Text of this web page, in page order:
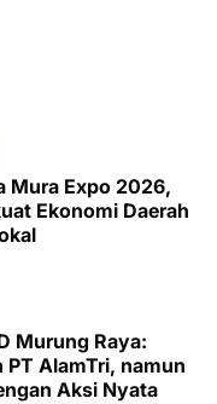
Mura Expo 2026,
Ekonomi Daerah
Murung Raya:
AlamTri, namun
Aksi Nyata